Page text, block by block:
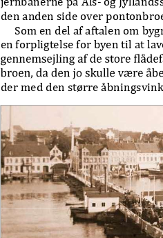
den anden side over
Som en del af aftalen om
en forpligtelse for byen til at
der med den større